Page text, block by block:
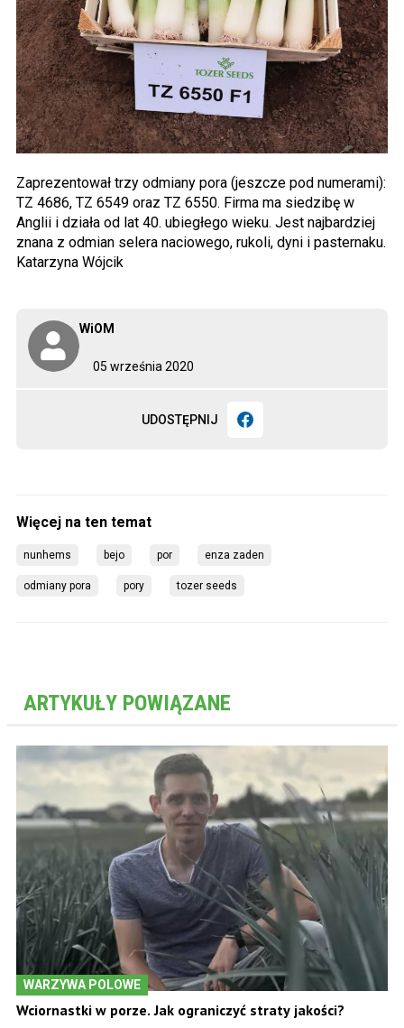
05 września 2020
WiOM
UDOSTĘPNIJ
Zaprezentował trzy odmiany pora (jeszcze pod numerami):
TZ 4686, TZ 6549 oraz TZ 6550. Firma ma siedzibę w
Anglii i działa od lat 40. ubiegłego wieku. Jest najbardziej
znana z odmian selera naciowego, rukoli, dyni i pasternaku.
Katarzyna Wójcik
nunhems bejo por enza zaden
odmiany pora pory tozer seeds
ARTYKUŁY POWIĄZANE
WARZYWA POLOWE
Wciornastki w porze. Jak ograniczyć straty jakości?